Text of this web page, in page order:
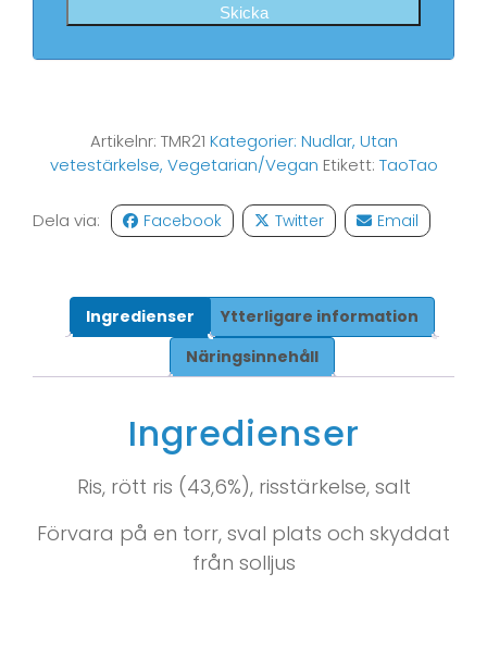
Skicka
Artikelnr: TMR21 Kategorier: Nudlar, Utan
vetestärkelse, Vegetarian/Vegan Etikett: TaoTao
Dela via: Facebook Twitter Email
Ingredienser
Ytterligare information
Näringsinnehåll
Ingredienser
Ris, rött ris (43,6%), risstärkelse, salt
Förvara på en torr, sval plats och skyddat
från solljus